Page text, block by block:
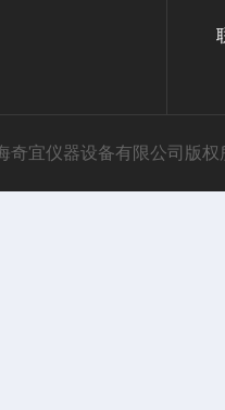
奇宜仪器设备有限公司版